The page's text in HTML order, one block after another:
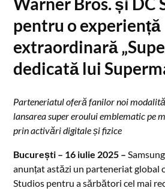
pentru o experiență
extraordinară
dedicată lui
Parteneriatul oferă fanilor noi
lansarea super eroului emblematic pe
prin activări digitale și fizice
București – 16 iulie 2025 –
anunțat astăzi un parteneriat global
Studios pentru a sărbători cel mai